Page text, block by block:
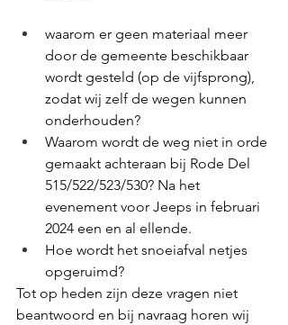
waarom er geen materiaal meer
door de gemeente beschikbaar
wordt gesteld (op de vijfsprong),
zodat wij zelf de wegen kunnen
onderhouden?
Waarom wordt de weg niet in orde
gemaakt achteraan bij Rode Del
515/522/523/530? Na het
evenement voor Jeeps in februari
2024 een en al ellende.
Hoe wordt het snoeiafval netjes
opgeruimd?
Tot op heden zijn deze vragen niet
beantwoord en bij navraag horen wij